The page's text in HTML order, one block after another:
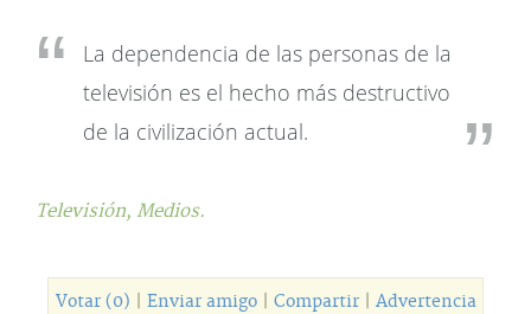
La dependencia de las personas de la
televisión es el hecho más destructivo
de la civilización actual.
Televisión, Medios.
Votar (0) Enviar amigo| Compartir| Advertencia